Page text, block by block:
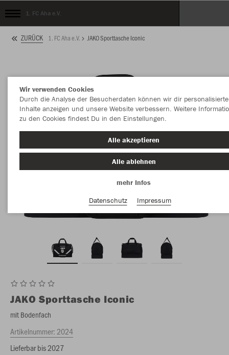
1. FC Aha e.V.
ZURÜCK 1. FC Aha e.V. JAKO Sporttasche Iconic
JAKO Sporttasche Iconic
mit Bodenfach
Artikelnummer: 2024
Lieferbar bis 2027
Wir verwenden Cookies
Durch die Analyse der Besucherdaten können wir dir personalisierte
Inhalte anzeigen und unsere Website verbessern. Weitere
zu den Cookies findest Du in den Einstellungen.
Alle akzeptieren
Alle ablehnen
mehr Infos
Datenschutz
Impressum